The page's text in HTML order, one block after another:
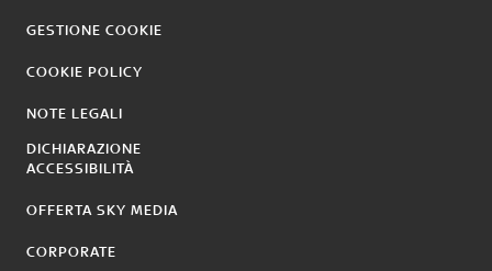
GESTIONE COOKIE
COOKIE POLICY
NOTE LEGALI
DICHIARAZIONE
ACCESSIBILITÀ
OFFERTA SKY MEDIA
CORPORATE